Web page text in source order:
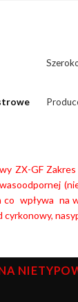
ZX-GF
co wpływa na